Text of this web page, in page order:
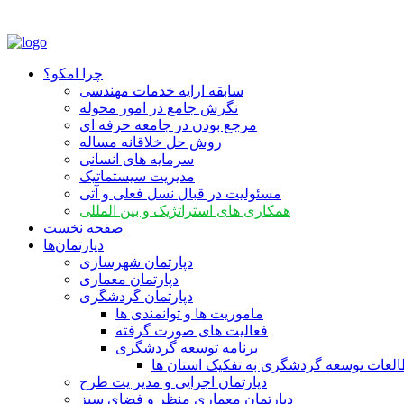
چرا امکو؟
سابقه ارایه خدمات مهندسی
نگرش جامع در امور محوله
مرجع بودن در جامعه حرفه ای
روش حل خلاقانه مساله
سرمایه‏ های انسانی
مدیریت سیستماتیک
مسئولیت در قبال نسل فعلی و آتی
همکاری‏ های استراتژیک و بین‏ المللی
صفحه نخست
دپارتمان‌ها
دپارتمان شهرسازی
دپارتمان معماری
دپارتمان گردشگری
ماموریت ها و توانمندی ها
فعالیت های صورت گرفته
برنامه توسعه گردشگری
توسعه گردشگری به تفکیک استان ها
دپارتمان اجرایی و مدیر یت طرح
دپارتمان معماری منظر و فضای سبز